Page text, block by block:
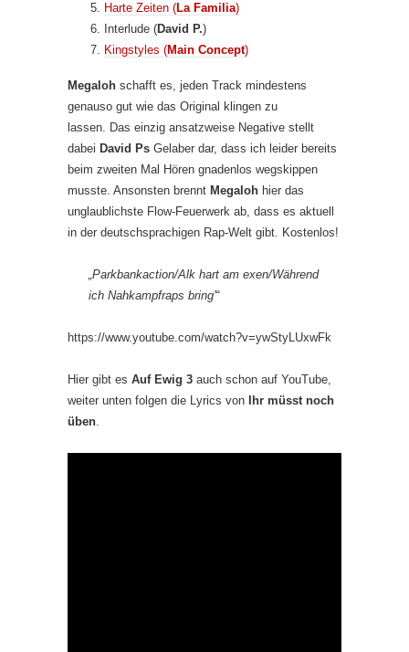
Harte Zeiten (La Familia)
Interlude (David P.)
Kingstyles (Main Concept)
Megaloh schafft es, jeden Track mindestens
genauso gut wie das Original klingen zu
lassen. Das einzig ansatzweise Negative stellt
dabei David Ps Gelaber dar, dass ich leider bereits
beim zweiten Mal Hören gnadenlos wegskippen
musste. Ansonsten brennt Megaloh hier das
unglaublichste Flow-Feuerwerk ab, dass es aktuell
in der deutschsprachigen Rap-Welt gibt. Kostenlos!
„Parkbankaction/Alk hart am exen/Während
ich Nahkampfraps bring'“
https://www.youtube.com/watch?v=ywStyLUxwFk
Hier gibt es Auf Ewig 3 auch schon auf YouTube,
weiter unten folgen die Lyrics von Ihr müsst noch
üben.